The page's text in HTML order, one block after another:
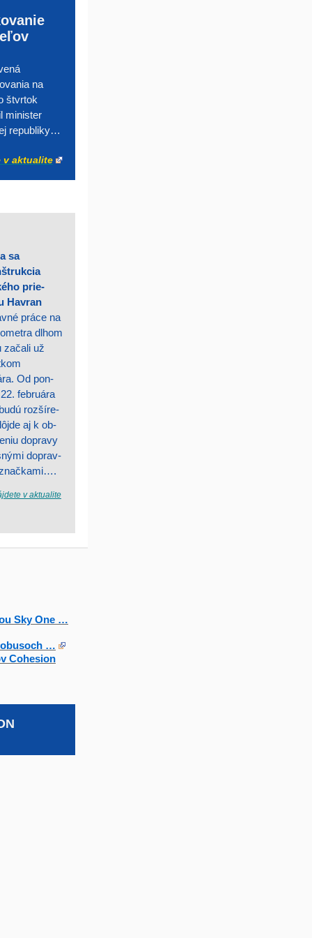
na
štvrtok
minister
republiky…
v aktualite
sa
prie-
Havran
práce na
dlhom
začali už
Od pon-
februára
rozšíre-
aj k ob-
dopravy
doprav-
v aktualite
Sky One …
…
Cohesion